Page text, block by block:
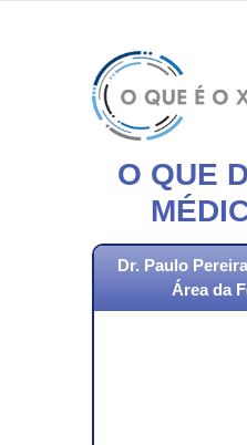
O QUE
Dr. Paulo
Área da